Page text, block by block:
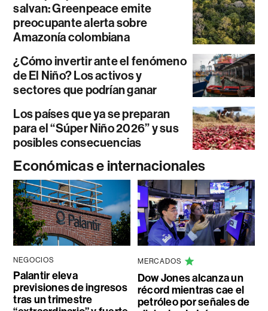
salvan: Greenpeace emite
preocupante alerta sobre
Amazonía colombiana
¿Cómo invertir ante el fenómeno
de El Niño? Los activos y
sectores que podrían ganar
Los países que ya se preparan
para el “Súper Niño 2026” y sus
posibles consecuencias
Económicas e internacionales
NEGOCIOS
Palantir eleva
previsiones de ingresos
tras un trimestre
MERCADOS
Dow Jones alcanza un
récord mientras cae el
petróleo por señales de